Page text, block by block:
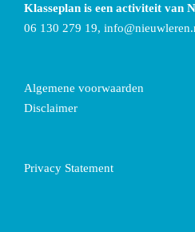
Klasseplan is een activiteit van
06 130 279 19,
Algemene voorwaarden
Disclaimer
Privacy Statement